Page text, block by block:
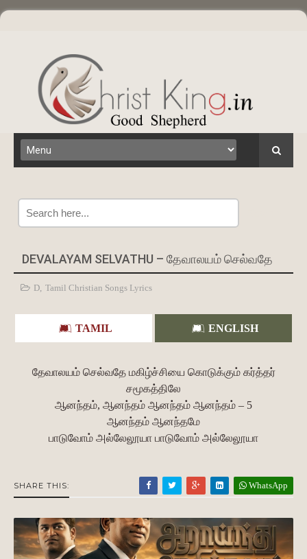
DEVALAYAM SELVATHU – தேவாலயம் செல்வதே
D, Tamil Christian Songs Lyrics
TAMIL ENGLISH
தேவாலயம் செல்வதே மகிழ்ச்சியை கொடுக்கும் கர்த்தர்
சமூகத்திலே
ஆனந்தம், ஆனந்தம் ஆனந்தம் ஆனந்தம் – 5
ஆனந்தம் ஆனந்தமே
பாடுவோம் அல்லேலூயா பாடுவோம் அல்லேலூயா
SHARE THIS: WhatsApp